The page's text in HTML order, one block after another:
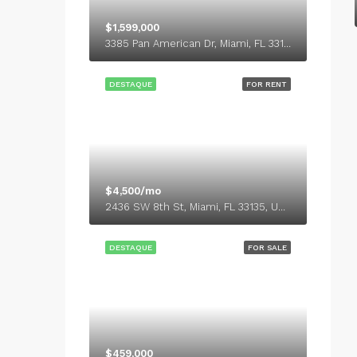
$1,599,000
FOR RENT
DESTAQUE
$4,500/mo
FOR SALE
DESTAQUE
$459,000